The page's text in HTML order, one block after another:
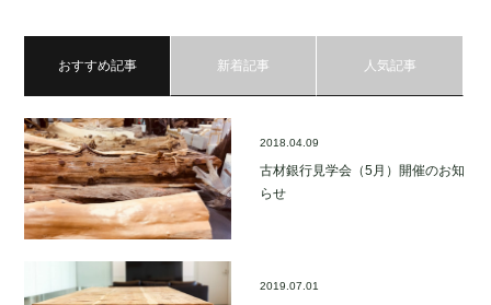
おすすめ記事 新着記事 人気記事
2018.04.09
古材銀行見学会（5月）開催のお知
らせ
2019.07.01